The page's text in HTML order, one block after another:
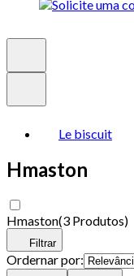
Le biscuit
Hmaston
Hmaston(3 Produtos)
Filtrar
Ordernar por: